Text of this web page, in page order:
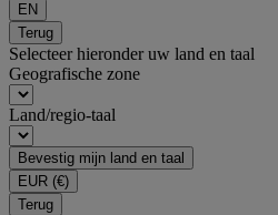
EN
Terug
Selecteer hieronder uw land en taal
Geografische zone
Land/regio-taal
Bevestig mijn land en taal
EUR (€)
Terug